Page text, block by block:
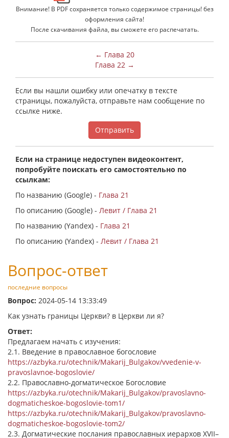
Внимание! В PDF сохраняется только содержимое страницы! без
оформления сайта!
После скачивания файла, вы сможете его распечатать.
← Глава 20
Глава 22 →
Если вы нашли ошибку или опечатку в тексте
страницы, пожалуйста, отправьте нам сообщение по
ссылке ниже.
Отправить
Если на странице недоступен видеоконтент,
попробуйте поискать его самостоятельно по
ссылкам:
По названию (Google) - Глава 21
По описанию (Google) - Левит / Глава 21
По названию (Yandex) - Глава 21
По описанию (Yandex) - Левит / Глава 21
Вопрос-ответ
последние вопросы
Вопрос: 2024-05-14 13:33:49
Как узнать границы Церкви? в Церкви ли я?
Ответ:
Предлагаем начать с изучения:
2.1. Введение в православное богословие
https://azbyka.ru/otechnik/Makarij_Bulgakov/vvedenie-v-
pravoslavnoe-bogoslovie/
2.2. Православно-догматическое Богословие
https://azbyka.ru/otechnik/Makarij_Bulgakov/pravoslavno-
dogmaticheskoe-bogoslovie-tom1/
https://azbyka.ru/otechnik/Makarij_Bulgakov/pravoslavno-
dogmaticheskoe-bogoslovie-tom2/
2.3. Догматические послания православных иерархов XVII–